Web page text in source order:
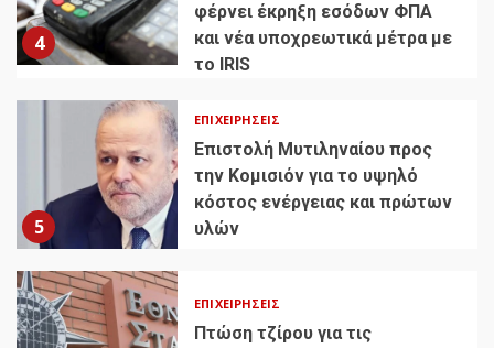
4
φέρνει έκρηξη εσόδων ΦΠΑ
και νέα υποχρεωτικά μέτρα με
το IRIS
5
ΕΠΙΧΕΙΡΉΣΕΙΣ
Επιστολή Μυτιληναίου προς
την Κομισιόν για το υψηλό
κόστος ενέργειας και πρώτων
υλών
ΕΠΙΧΕΙΡΉΣΕΙΣ
Πτώση τζίρου για τις